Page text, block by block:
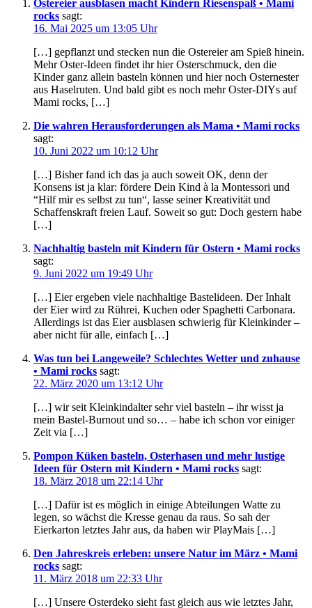
Ostereier ausblasen macht Kindern Riesenspaß • Mami
rocks sagt:
16. Mai 2025 um 13:05 Uhr
[…] gepflanzt und stecken nun die Ostereier am Spieß hinein.
Mehr Oster-Ideen findet ihr hier Osterschmuck, den die
Kinder ganz allein basteln können und hier noch Osternester
aus Haselruten. Und bald gibt es noch mehr Oster-DIYs auf
Mami rocks, […]
Die wahren Herausforderungen als Mama • Mami rocks
sagt:
10. Juni 2022 um 10:12 Uhr
[…] Bisher fand ich das ja auch soweit OK, denn der
Konsens ist ja klar: fördere Dein Kind à la Montessori und
“Hilf mir es selbst zu tun“, lasse seiner Kreativität und
Schaffenskraft freien Lauf. Soweit so gut: Doch gestern habe
[…]
Nachhaltig basteln mit Kindern für Ostern • Mami rocks
sagt:
9. Juni 2022 um 19:49 Uhr
[…] Eier ergeben viele nachhaltige Bastelideen. Der Inhalt
der Eier wird zu Rührei, Kuchen oder Spaghetti Carbonara.
Allerdings ist das Eier ausblasen schwierig für Kleinkinder –
aber nicht für alle, einfach […]
Was tun bei Langeweile? Schlechtes Wetter und zuhause
• Mami rocks sagt:
22. März 2020 um 13:12 Uhr
[…] wir seit Kleinkindalter sehr viel basteln – ihr wisst ja
mein Bastel-Burnout und so… – habe ich schon vor einiger
Zeit via […]
Pompon Küken basteln, Osterhasen und mehr lustige
Ideen für Ostern mit Kindern • Mami rocks sagt:
18. März 2018 um 22:14 Uhr
[…] Dafür ist es möglich in einige Abteilungen Watte zu
legen, so wächst die Kresse genau da raus. So sah der
Eierkarton letztes Jahr aus, da haben wir PlayMais […]
Den Jahreskreis erleben: unsere Natur im März • Mami
rocks sagt:
11. März 2018 um 22:33 Uhr
[…] Unsere Osterdeko sieht fast gleich aus wie letztes Jahr,